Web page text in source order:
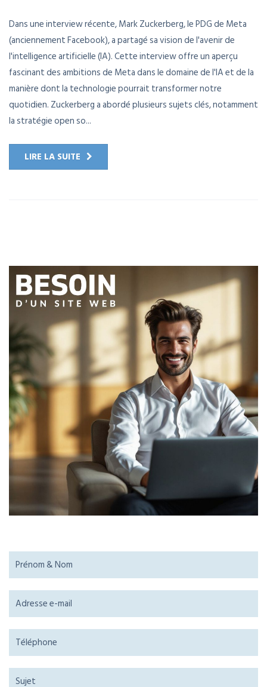
Dans une interview récente, Mark Zuckerberg, le PDG de Meta
(anciennement Facebook), a partagé sa vision de l'avenir de
l'intelligence artificielle (IA). Cette interview offre un aperçu
fascinant des ambitions de Meta dans le domaine de l'IA et de la
manière dont la technologie pourrait transformer notre
quotidien. Zuckerberg a abordé plusieurs sujets clés, notamment
la stratégie open so...
LIRE LA SUITE